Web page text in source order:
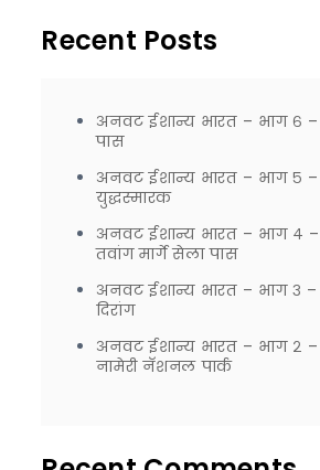
Recent Posts
अनवट ईशान्य भारत – भाग ६
पास
अनवट ईशान्य भारत – भाग ५
युद्धस्मारक
अनवट ईशान्य भारत – भाग ४ –
तवांग मार्गे सेला पास
अनवट ईशान्य भारत – भाग ३ –
दिरांग
अनवट ईशान्य भारत – भाग २ –
नामेरी नॅशनल पार्क